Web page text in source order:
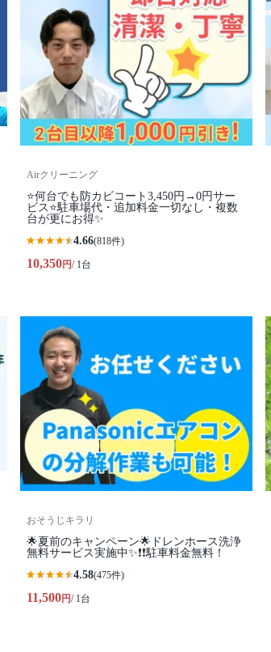
Airクリーニング
⭐何台でも防カビコート3,450円→0円サー
ビス⭐駐車場代・追加料金一切なし・複数
台が更にお得✨
4.66(818件)
10,350円/ 1台
おそうじキラリ
🌟夏前のキャンペーン🌟ドレンホース洗浄
無料サービス実施中✨❗️❗️駐車料金無料！
4.58(475件)
11,500円/ 1台